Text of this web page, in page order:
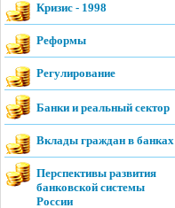
Кризис - 1998
Реформы
Регулирование
Банки и реальный сектор
Вклады граждан в банках
Перспективы развития
банковской системы
России